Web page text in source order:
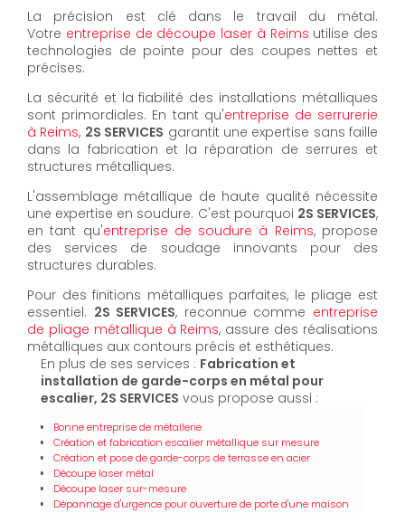
La précision est clé dans le travail du métal.
Votre entreprise de découpe laser à Reims utilise des
technologies de pointe pour des coupes nettes et
précises.
La sécurité et la fiabilité des installations métalliques
sont primordiales. En tant qu'entreprise de serrurerie
à Reims, 2S SERVICES garantit une expertise sans faille
dans la fabrication et la réparation de serrures et
structures métalliques.
L'assemblage métallique de haute qualité nécessite
une expertise en soudure. C'est pourquoi 2S SERVICES,
en tant qu'entreprise de soudure à Reims, propose
des services de soudage innovants pour des
structures durables.
Pour des finitions métalliques parfaites, le pliage est
essentiel. 2S SERVICES, reconnue comme entreprise
de pliage métallique à Reims, assure des réalisations
métalliques aux contours précis et esthétiques.
En plus de ses services : Fabrication et
installation de garde-corps en métal pour
escalier, 2S SERVICES vous propose aussi :
Bonne entreprise de métallerie
Création et fabrication escalier métallique sur mesure
Création et pose de garde-corps de terrasse en acier
Découpe laser métal
Découpe laser sur-mesure
Dépannage d'urgence pour ouverture de porte d'une maison